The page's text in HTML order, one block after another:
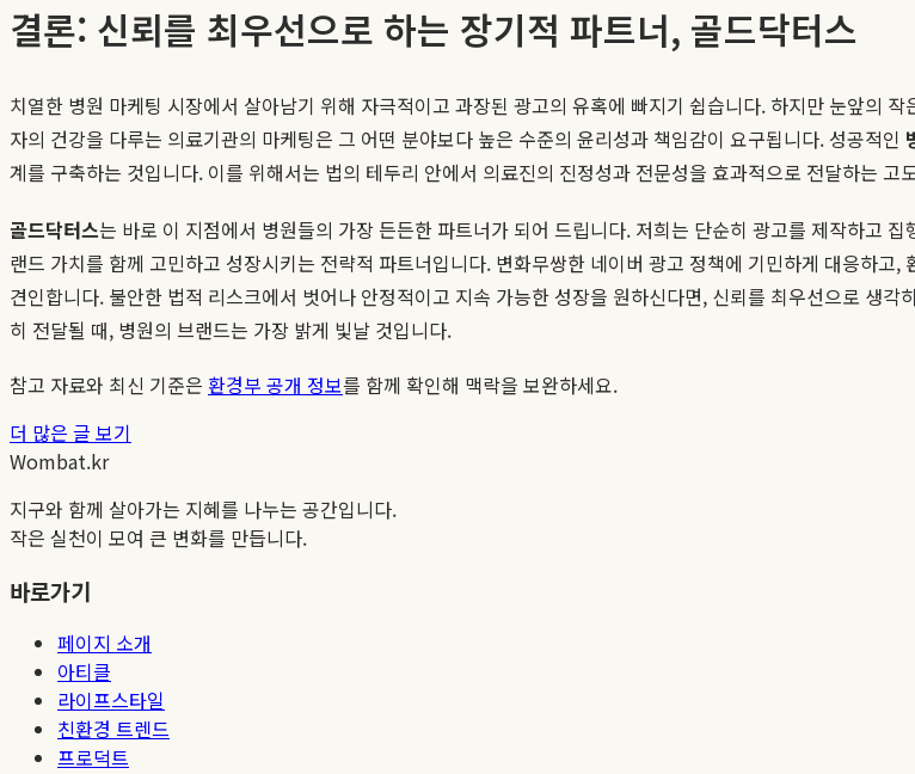
결론: 신뢰를 최우선으로 하는 장기적 파트너, 골드닥터스
치열한 병원 마케팅 시장에서 살아남기 위해 자극적이고 과장된 광고의 유혹에 빠지기 쉽습니다. 하지만 눈앞의
자의 건강을 다루는 의료기관의 마케팅은 그 어떤 분야보다 높은 수준의 윤리성과 책임감이 요구됩니다. 성공적인
계를 구축하는 것입니다. 이를 위해서는 법의 테두리 안에서 의료진의 진정성과 전문성을 효과적으로 전달하는 고
골드닥터스는 바로 이 지점에서 병원들의 가장 든든한 파트너가 되어 드립니다. 저희는 단순히 광고를 제작하고
랜드 가치를 함께 고민하고 성장시키는 전략적 파트너입니다. 변화무쌍한 네이버 광고 정책에 기민하게 대응하
견인합니다. 불안한 법적 리스크에서 벗어나 안정적이고 지속 가능한 성장을 원하신다면, 신뢰를 최우선으로 생각
히 전달될 때, 병원의 브랜드는 가장 밝게 빛날 것입니다.
참고 자료와 최신 기준은 환경부 공개 정보를 함께 확인해 맥락을 보완하세요.
더 많은 글 보기
Wombat.kr
지구와 함께 살아가는 지혜를 나누는 공간입니다.
작은 실천이 모여 큰 변화를 만듭니다.
바로가기
페이지 소개
아티클
라이프스타일
친환경 트렌드
프로덕트